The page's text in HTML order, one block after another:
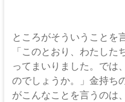
ところがそういうことを
「このとおり、わたし
ってまいりました。では
のでしょうか。」金持ち
がこんなことを言うのは